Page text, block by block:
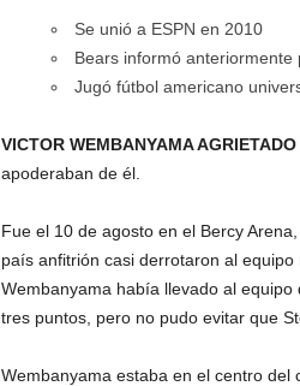
Se unió a ESPN en 2010
Bears informó anteriormente
Jugó fútbol americano
VICTOR WEMBANYAMA AGRIETADO
apoderaban de él.
Fue el 10 de agosto en el Bercy
país anfitrión casi derrotaron al
Wembanyama había llevado al
tres puntos, pero no pudo evitar que
Wembanyama estaba en el centro